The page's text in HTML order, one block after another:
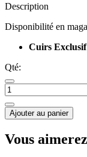
Description
Disponibilité en
Cuirs Exclusif
Qté:
Ajouter au panier
Vous